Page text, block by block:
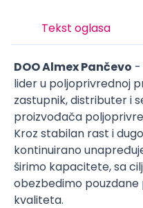
Tekst oglasa
DOO Almex Pančevo -
lider u poljoprivrednoj
zastupnik, distributer i
proizvođača
Kroz stabilan rast i
kontinuirano
širimo kapacitete, sa
obezbedimo pouzdane
kvaliteta.